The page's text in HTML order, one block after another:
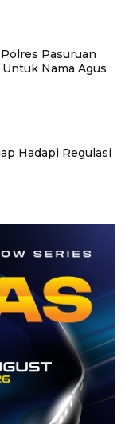
Pasuruan
Nama Agus
Hadapi Regulasi